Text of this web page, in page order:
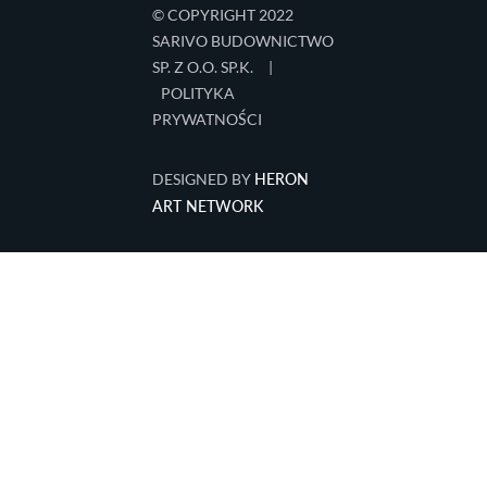
© COPYRIGHT 2022
SARIVO BUDOWNICTWO
SP. Z O.O. SP.K.
|
POLITYKA
PRYWATNOŚCI
DESIGNED BY HERON
ART NETWORK